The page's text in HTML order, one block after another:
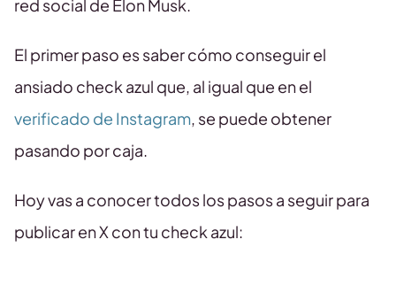
red social de Elon Musk.
El primer paso es saber cómo conseguir el
ansiado check azul que, al igual que en el
verificado de Instagram, se puede obtener
pasando por caja.
Hoy vas a conocer todos los pasos a seguir para
publicar en X con tu check azul: